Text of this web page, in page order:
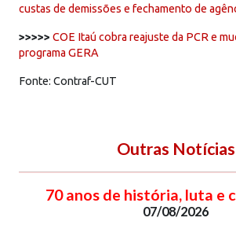
custas de demissões e fechamento de
>>>>> COE Itaú cobra reajuste da PCR e
programa GERA
Fonte: Contraf-CUT
Outras Notícias
70 anos de história, luta e
07/08/2026